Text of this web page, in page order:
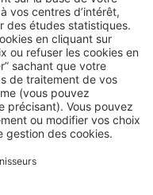
mobiliser
du secteur
aux